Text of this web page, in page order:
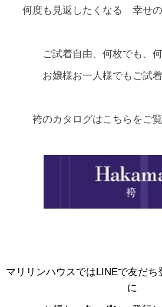
何度も見返したくなる 幸せ
ご試着自由、何枚でも、
お嬢様お一人様でもご試
袴のカタログはこちらをご
マリリンハウスではLINEで友だ
に